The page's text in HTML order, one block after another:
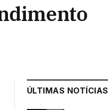
ÚLTIMAS NOTÍCIAS